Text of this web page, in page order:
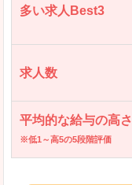
多い求人Best3
求人数
平均的な給与の高さ
※低1～高5の5段階評価